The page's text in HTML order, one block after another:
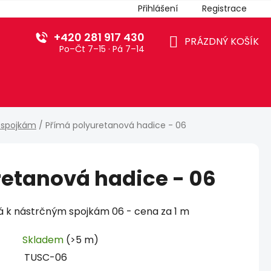
Přihlášení Registrace
PRÁZDNÝ KOŠÍK
+420 281 917 430
Po–Čt 7–15 · Pá 7–14
/ Přímá polyuretanová hadice - 06
hadice - 06
nástrčným spojkám 06 - cena za 1 m
Skladem (>5 m)
TUSC-06